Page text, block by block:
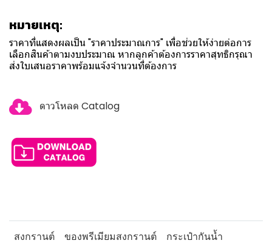
หมายเหตุ:
ราคาที่แสดงผลเป็น "ราคาประมาณการ" เพื่อช่วยให้ง่ายต่อการ
เลือกสินค้าตามงบประมาณ หากลูกค้าต้องการราคาสุทธิกรุณา
ส่งใบเสนอราคาพร้อมแจ้งจำนวนที่ต้องการ
ดาวโหลด Catalog
สงกรานต์ ของพรีเมียมสงกรานต์ กระเป๋ากันน้ำ